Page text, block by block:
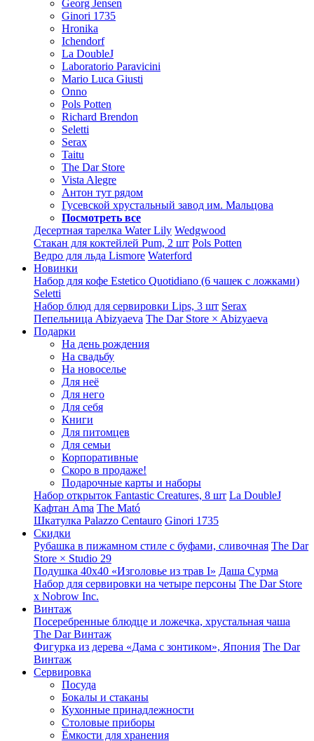
Georg Jensen
Ginori 1735
Hronika
Ichendorf
La DoubleJ
Laboratorio Paravicini
Mario Luca Giusti
Onno
Pols Potten
Richard Brendon
Seletti
Serax
Taitu
The Dar Store
Vista Alegre
Антон тут рядом
Гусевской хрустальный завод им. Мальцова
Посмотреть все
Десертная тарелка Water Lily Wedgwood
Стакан для коктейлей Pum, 2 шт Pols Potten
Ведро для льда Lismore Waterford
Новинки
Набор для кофе Estetico Quotidiano (6 чашек с ложками)
Seletti
Набор блюд для сервировки Lips, 3 шт Serax
Пепельница Abizyaeva The Dar Store × Abizyaeva
Подарки
На день рождения
На свадьбу
На новоселье
Для неё
Для него
Для себя
Книги
Для питомцев
Для семьи
Корпоративные
Скоро в продаже!
Подарочные карты и наборы
Набор открыток Fantastic Creatures, 8 шт La DoubleJ
Кафтан Ama The Mató
Шкатулка Palazzo Centauro Ginori 1735
Скидки
Рубашка в пижамном стиле с буфами, сливочная The Dar
Store × Studio 29
Подушка 40x40 «Изголовье из трав I» Даша Сурма
Набор для сервировки на четыре персоны The Dar Store
х Nobrow Inc.
Винтаж
Посеребренные блюдце и ложечка, хрустальная чаша
The Dar Винтаж
Фигурка из дерева «Дама с зонтиком», Япония The Dar
Винтаж
Сервировка
Посуда
Бокалы и стаканы
Кухонные принадлежности
Столовые приборы
Ëмкости для хранения